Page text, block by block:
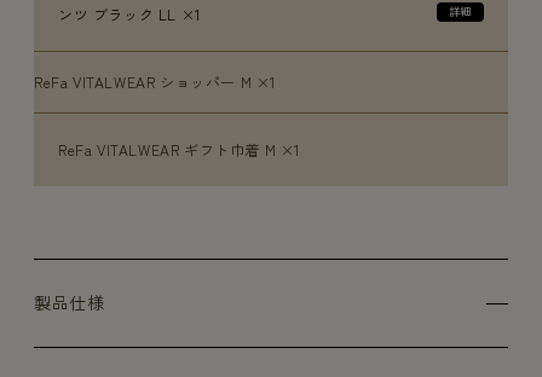
ンツ ブラック LL ×1
ReFa VITALWEAR ショッパー M ×1
ReFa VITALWEAR ギフト巾着 M ×1
製品仕様